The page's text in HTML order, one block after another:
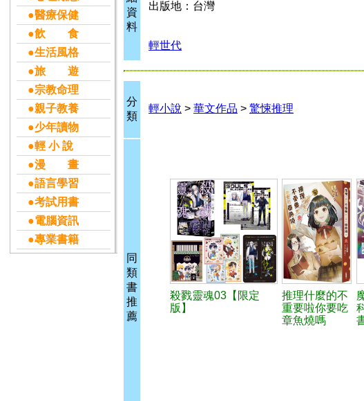
●醫療保健
●飲 食
●生活風格
●旅 遊
●宗教命理
●親子教養
●少年讀物
●輕 小 說
●漫 畫
●語言學習
●考試用書
●電腦資訊
●專業書籍
資
料
出版地：台灣
輕世代
分
類
輕小說 > 華文作品 > 驚悚推理
同
類
書
推
薦
殺戮靈魂03【限定
版】
推理什麼的不
重要啦你要吃
章魚燒嗎